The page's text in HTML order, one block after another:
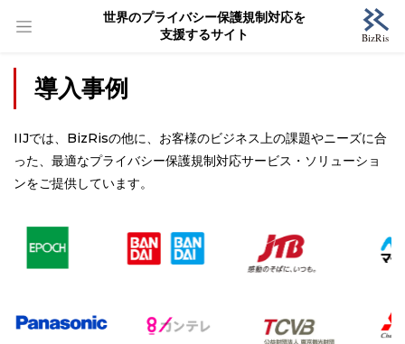
世界のプライバシー保護規制対応を
支援するサイト
導入事例
IIJでは、BizRisの他に、お客様のビジネス上の課題やニーズに合
った、最適なプライバシー保護規制対応サービス・ソリューショ
ンをご提供しています。